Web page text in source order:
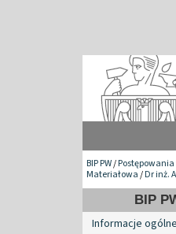
BIP PW/
Materiałowa/Dr inż.
BIP
Informacje ogólne